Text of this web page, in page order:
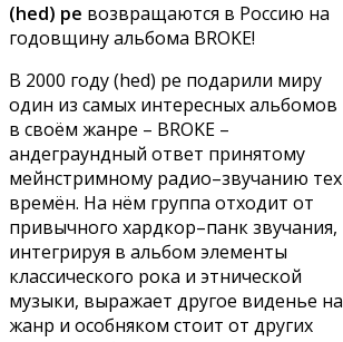
(hed) pe возвращаются в Россию на
годовщину альбома BROKE!
В 2000 году (hed) pe подарили миру
один из самых интересных альбомов
в своём жанре – BROKE –
андеграундный ответ принятому
мейнстримному радио–звучанию тех
времён. На нём группа отходит от
привычного хардкор–панк звучания,
интегрируя в альбом элементы
классического рока и этнической
музыки, выражает другое виденье на
жанр и особняком стоит от других